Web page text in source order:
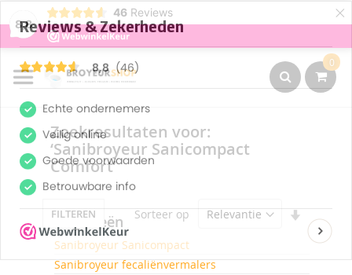
8,8
46 Reviews ×
naar
de
inhoud
0
Zoekresultaten voor:
‘Sanibroyeur Sanicompact
Comfort’
Sorteer op
Van
laag
naar
hoog
FILTEREN
Categorieën
Sanibroyeur Sanicompact
Sanibroyeur fecaliënvermalers